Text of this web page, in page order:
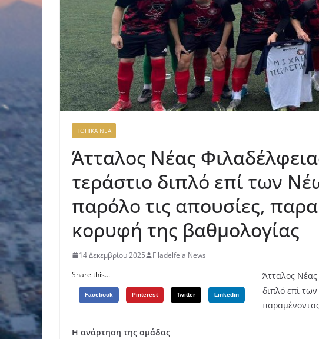
ΤΟΠΙΚΑ ΝΕΑ
Άτταλος Νέας
τεράστιο διπλό επί των
παρόλο τις απουσίες,
κορυφή της βαθμολογίας
14 Δεκεμβρίου 2025
Filadelfeia News
Share this...
Facebook Pinterest Twitter Linkedin
Άτταλος Νέας
διπλό επί
Η ανάρτηση της ομάδας